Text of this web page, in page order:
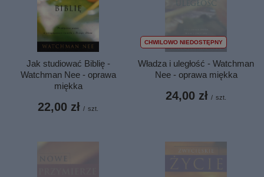
Jak studiować Biblię -
Watchman Nee - oprawa
miękka
22,00 zł / szt.
CHWILOWO NIEDOSTĘPNY
Władza i uległość - Watchman
Nee - oprawa miękka
24,00 zł / szt.